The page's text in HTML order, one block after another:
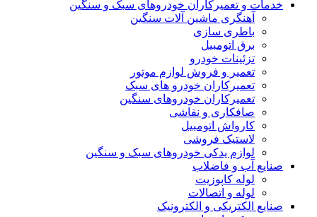
خدمات و تعمیرکاران خودروهای سبک و سنگین
آهنگری ماشین آلات سنگین
باطری سازی
برق اتومبیل
تزئینات خودرو
تعمیر و فروش لوازم موتور
تعمیرکاران خودرو های سبک
تعمیرکاران خودروهای سنگین
صافکاری و نقاشی
کارواش اتومبیل
لاستیک فروشی
لوازم یدکی خودروهای سبک و سنگین
صنایع آب و فاضلاب
لوله کاپوزیت
لوله و اتصالات
صنایع الکتریکی و الکترونیک